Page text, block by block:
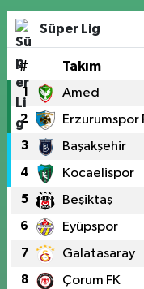
Süper Lig
# Takım
1 Amed
2 Erzurumspor
3 Başakşehir
4 Kocaelispor
5 Beşiktaş
6 Eyüpspor
7 Galatasaray
8 Çorum FK